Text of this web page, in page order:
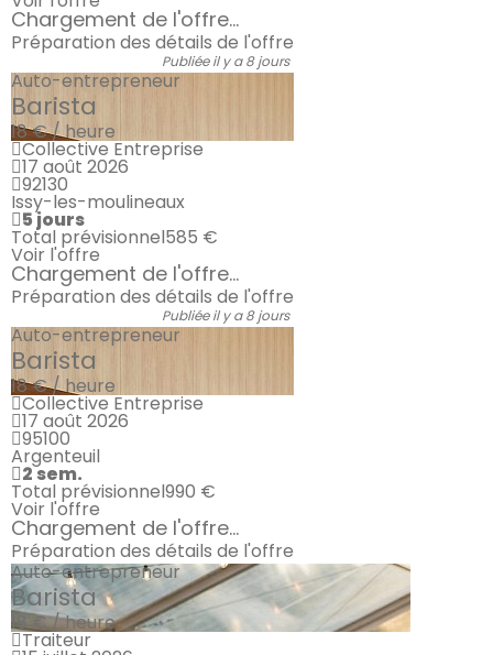
Chargement de l'offre...
Préparation des détails de l'offre
Publiée il y a 8 jours
Auto-entrepreneur
Barista
18 € / heure
Collective Entreprise
17 août 2026
92130
Issy-les-moulineaux
5 jours
Total prévisionnel585 €
Voir l'offre
Chargement de l'offre...
Préparation des détails de l'offre
Publiée il y a 8 jours
Auto-entrepreneur
Barista
18 € / heure
Collective Entreprise
17 août 2026
95100
Argenteuil
2 sem.
Total prévisionnel990 €
Voir l'offre
Chargement de l'offre...
Préparation des détails de l'offre
Auto-entrepreneur
Barista
18 € / heure
Traiteur